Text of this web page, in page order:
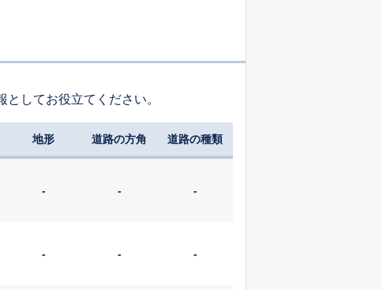
してお役立てください。
地形 道路の方角 道路の種類
- - -
- - -